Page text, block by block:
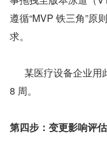
遵循“MVP 铁三角”原
求。
8 周。
第四步：变更影响评